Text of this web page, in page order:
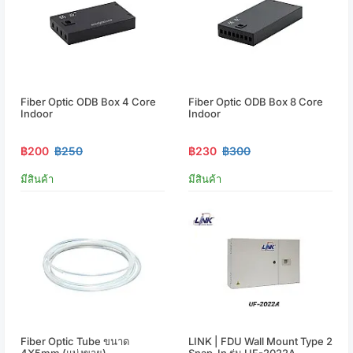
Fiber Optic ODB Box 4 Core
Indoor
฿200 ฿250
มีสินค้า
Fiber Optic ODB Box 8 Core
Indoor
฿230 ฿300
มีสินค้า
Fiber Optic Tube ขนาด
LINK | FDU Wall Mount Type 2